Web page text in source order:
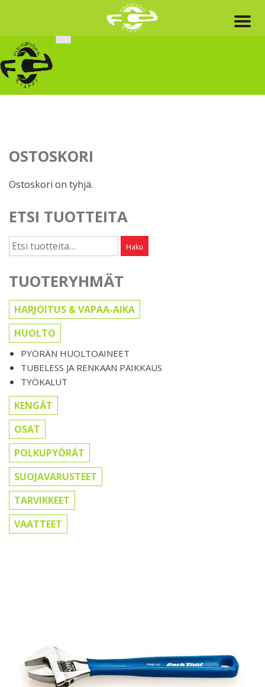
content
OSTOSKORI
Ostoskori on tyhjä.
ETSI TUOTTEITA
Etsi: Haku
TUOTERYHMÄT
HARJOITUS & VAPAA-AIKA
HUOLTO
PYÖRÄN HUOLTOAINEET
TUBELESS JA RENKAAN PAIKKAUS
TYÖKALUT
KENGÄT
OSAT
POLKUPYÖRÄT
SUOJAVARUSTEET
TARVIKKEET
VAATTEET